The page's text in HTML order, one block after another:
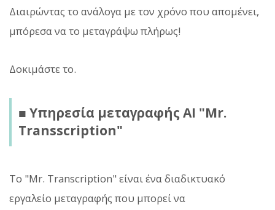
Διαιρώντας το ανάλογα με τον χρόνο που απομένει,
μπόρεσα να το μεταγράψω πλήρως!
Δοκιμάστε το.
■ Υπηρεσία μεταγραφής AI "Mr.
Transscription"
Το "Mr. Transcription" είναι ένα διαδικτυακό
εργαλείο μεταγραφής που μπορεί να